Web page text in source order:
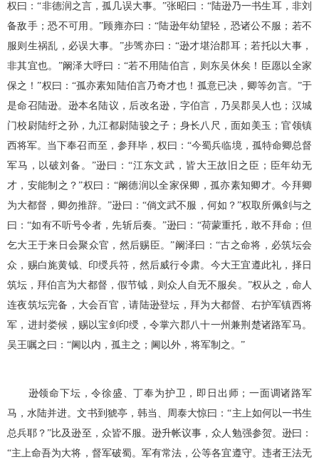
权曰：“非德润之言，孤几误大事。”张昭曰：“陆逊乃一书生耳，非刘
备敌手；恐不可用。”顾雍亦曰：“陆逊年幼望轻，恐诸公不服；若不
服则生祸乱，必误大事。”步骘亦曰：“逊才堪治郡耳；若托以大事，
非其宜也。”阚泽大呼曰：“若不用陆伯言，则东吴休矣！臣愿以全家
保之！”权曰：“孤亦素知陆伯言乃奇才也！孤意已决，卿等勿言。”于
是命召陆逊。逊本名陆议，后改名逊，字伯言，乃吴郡吴人也；汉城
门校尉陆纡之孙，九江都尉陆骏之子；身长八尺，面如美玉；官领镇
西将军。当下奉召而至，参拜毕，权曰：“今蜀兵临境，孤特命卿总督
军马，以破刘备。”逊曰：“江东文武，皆大王故旧之臣；臣年幼无
才，安能制之？”权曰：“阚德润以全家保卿，孤亦素知卿才。今拜卿
为大都督，卿勿推辞。”逊曰：“倘文武不服，何如？”权取所佩剑与之
曰：“如有不听号令者，先斩后奏。”逊曰：“荷蒙重托，敢不拜命；但
乞大王于来日会聚众官，然后赐臣。”阚泽曰：“古之命将，必筑坛会
众，赐白旄黄钺、印绶兵符，然后威行令肃。今大王宜遵此礼，择日
筑坛，拜伯言为大都督，假节钺，则众人自无不服矣。”权从之，命人
连夜筑坛完备，大会百官，请陆逊登坛，拜为大都督、右护军镇西将
军，进封娄候，赐以宝剑印绶，令掌六郡八十一州兼荆楚诸路军马。
吴王嘱之曰：“阃以内，孤主之；阃以外，将军制之。”
逊领命下坛，令徐盛、丁奉为护卫，即日出师；一面调诸路军
马，水陆并进。文书到猇亭，韩当、周泰大惊曰：“主上如何以一书生
总兵耶？”比及逊至，众皆不服。逊升帐议事，众人勉强参贺。逊曰：
“主上命吾为大将，督军破蜀。军有常法，公等各宜遵守。违者王法无